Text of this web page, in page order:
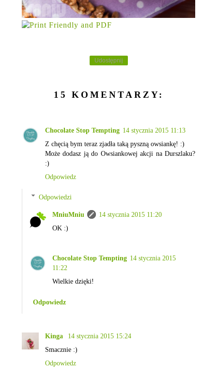
Udostępnij
15 KOMENTARZY:
Chocolate Stop Tempting 14 stycznia 2015 11:13
Z chęcią bym teraz zjadła taką pyszną owsiankę! :)
Może dodasz ją do Owsiankowej akcji na Durszlaku?
:)
Odpowiedz
Odpowiedzi
MniuMniu
14 stycznia 2015 11:20
OK :)
Chocolate Stop Tempting 14 stycznia 2015
11:22
Wielkie dzięki!
Odpowiedz
Kinga
14 stycznia 2015 15:24
Smacznie :)
Odpowiedz